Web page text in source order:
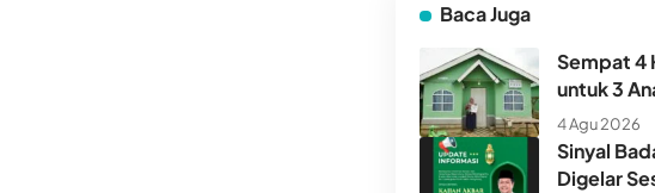
Baca Juga
Sempat 4
untuk 3
4 Agu 2026
Sinyal
Digelar